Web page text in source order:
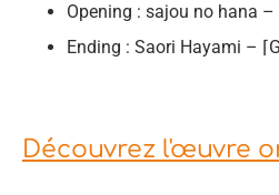
Opening : sajou no hana –
Ending : Saori Hayami –
Découvrez l'œuvre